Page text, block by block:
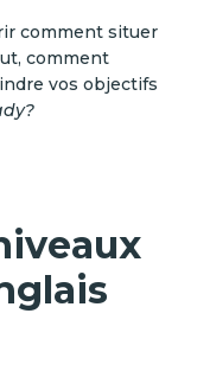
comment situer
comment
vos objectifs